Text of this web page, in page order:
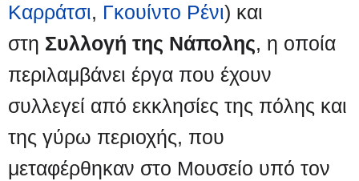
Καρράτσι, Γκουίντο Ρένι) και
στη Συλλογή της Νάπολης, η οποία
περιλαμβάνει έργα που έχουν
συλλεγεί από εκκλησίες της πόλης και
της γύρω περιοχής, που
μεταφέρθηκαν στο Μουσείο υπό τον